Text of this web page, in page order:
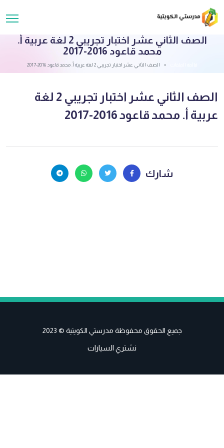
الصف الثاني عشر اختبار تجريبي 2 لغة عربية أ.
محمد قاعود 2016-2017
الصف الثاني عشر اختبار تجريبي 2 لغة عربية أ. محمد قاعود 2016-2017
الصف الثاني عشر اختبار تجريبي 2 لغة
عربية أ. محمد قاعود 2016-2017
شارك
جميع الحقوق محفوظة مدرستي الكويتية © 2023
نشتري السيارات